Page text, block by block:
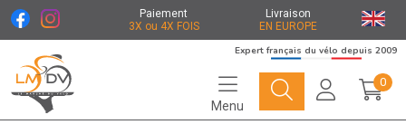
Paiement
3X ou 4X FOIS
Livraison
EN EUROPE
Le Marché du Vélo Votre distributeurs de vélo
Expert français du vélo depuis 2009
Menu
0